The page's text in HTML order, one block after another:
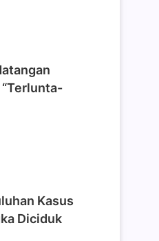
Kasus
Diciduk